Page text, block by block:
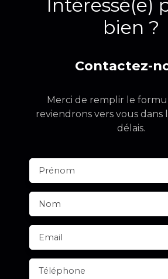
Intéressé(e)
bien ?
Contactez-
Merci de remplir le
reviendrons vers vous dans
délais.
Prénom
Nom
Email
Téléphone